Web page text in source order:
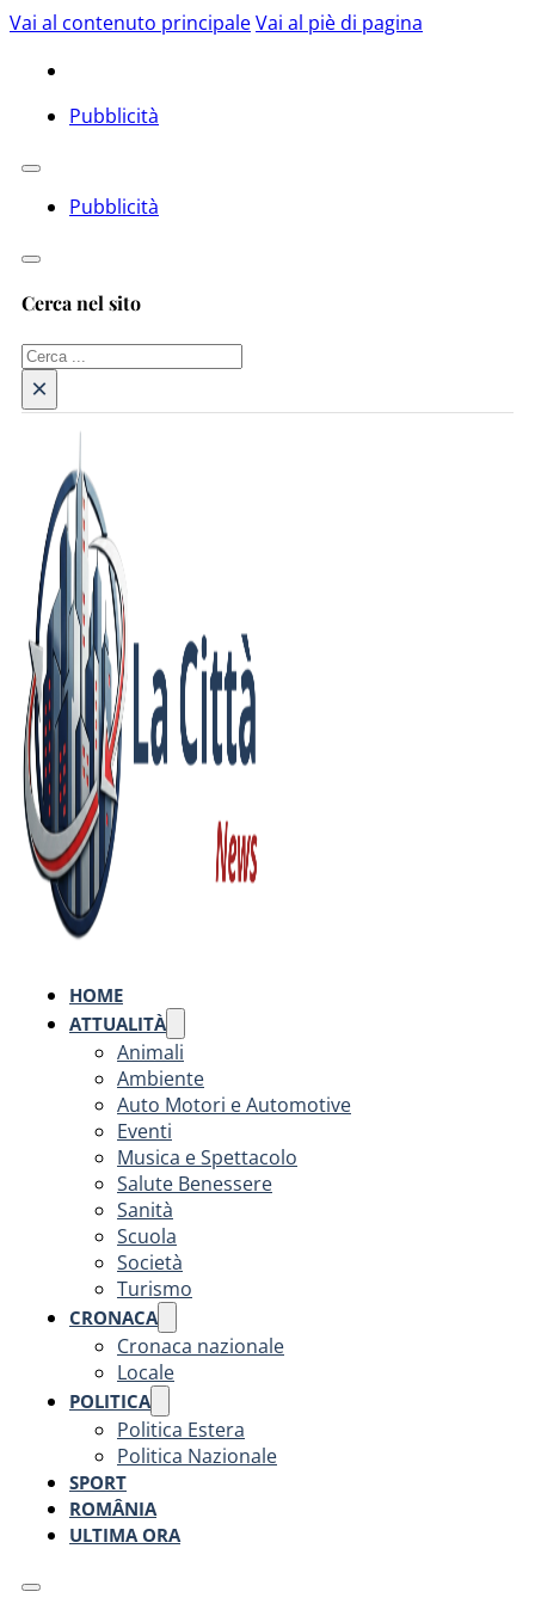
Vai al contenuto principaleVai al piè di pagina
Pubblicità
Pubblicità
Cerca nel sito
Cerca
×
HOME
ATTUALITÀ
Animali
Ambiente
Auto Motori e Automotive
Eventi
Musica e Spettacolo
Salute Benessere
Sanità
Scuola
Società
Turismo
CRONACA
Cronaca nazionale
Locale
POLITICA
Politica Estera
Politica Nazionale
SPORT
ROMÂNIA
ULTIMA ORA